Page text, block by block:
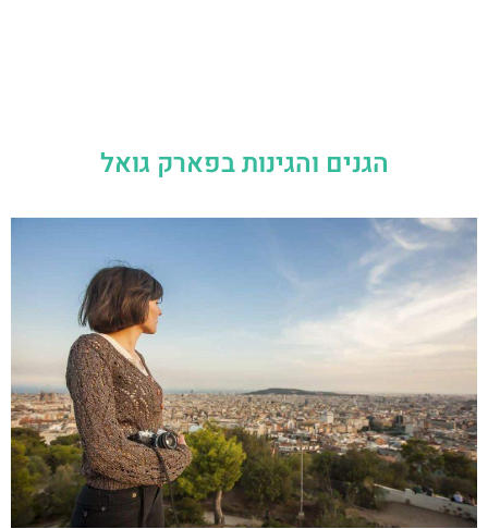
הגנים והגינות בפארק גואל